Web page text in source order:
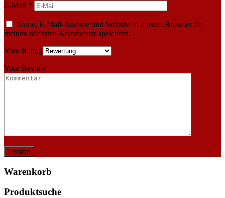
E-Mail *
Name, E-Mail-Adresse und Website in diesem Browser für
meinen nächsten Kommentar speichern.
Your Rating
Your Review
Warenkorb
Produktsuche